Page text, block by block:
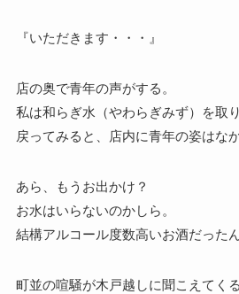
『いただきます・・・』
店の奥で青年の声がする。
私は和らぎ水（やわらぎみず）を取
戻ってみると、店内に青年の姿はなか
あら、もうお出かけ？
お水はいらないのかしら。
結構アルコール度数高いお酒だったん
町並の喧騒が木戸越しに聞こえてくる